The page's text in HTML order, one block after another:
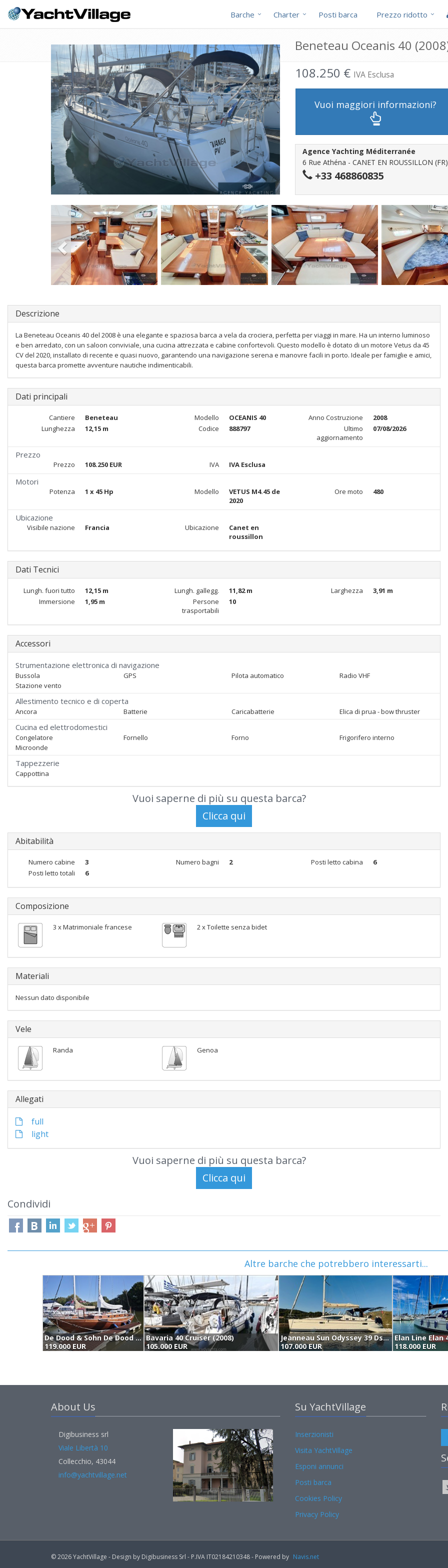
Barche Charter Posti barca Prezzo ridotto
Beneteau Oceanis 40
108.250 € IVA Esclusa
Vuoi maggiori informazioni?
Agence Yachting Méditerranée
6 Rue Athéna - CANET EN ROUSSILLON (FR)
+33 468860835
Descrizione
La Beneteau Oceanis 40 del 2008 è una elegante e spaziosa barca a vela da crociera, perfetta per viaggi in mare. Ha un interno luminoso
e ben arredato, con un saloon conviviale, una cucina attrezzata e cabine confortevoli. Questo modello è dotato di un motore Vetus da 45
CV del 2020, installato di recente e quasi nuovo, garantendo una navigazione serena e manovre facili in porto. Ideale per famiglie e amici,
questa barca promette avventure nautiche indimenticabili.
Dati principali
Cantiere Beneteau Modello OCEANIS 40 Anno Costruzione
2008
Lunghezza
12,15 m Codice 888797
Ultimo
aggiornamento
07/08/2026
Prezzo
Prezzo 108.250 EUR IVA IVA Esclusa
Motori
Potenza 1 x 45 Hp Modello
VETUS M4.45 de
2020
Ore moto 480
Ubicazione
Visibile nazione Francia Ubicazione
Canet en
roussillon
Dati Tecnici
Lungh. fuori tutto 12,15 m Lungh. gallegg. 11,82 m Larghezza
3,91 m
Immersione
1,95 m
Persone
trasportabili
10
Accessori
Strumentazione elettronica di navigazione
Bussola GPS Pilota automatico
Radio VHF
Stazione vento
Allestimento tecnico e di coperta
Ancora Batterie Caricabatterie Elica di prua - bow thruster
Cucina ed elettrodomestici
Congelatore Fornello Forno
Frigorifero interno
Microonde
Tappezzerie
Cappottina
Vuoi saperne di più su questa barca?
Abitabilità
Numero cabine 3 Numero bagni 2 Posti letto cabina
6
Posti letto totali
6
Composizione
3 x Matrimoniale francese 2 x Toilette senza bidet
Materiali
Nessun dato disponibile
Vele
Randa Genoa
Allegati
full
light
Vuoi saperne di più su questa barca?
Condividi
Altre barche che potrebbero interessarti...
De Dood & Sohn De Dood 12,70m (1965)
119.000 EUR
Bavaria 40 Cruiser (2008)
105.000 EUR
Jeanneau Sun Odyssey 39 Ds (2007)
107.000 EUR
Elan Line Elan
118.000 EUR
About Us
Digibusiness srl
Viale Libertà 10
Collecchio, 43044
info@yachtvillage.net
Su YachtVillage
Inserzionisti
Visita YachtVillage
Esponi annunci
Posti barca
Cookies Policy
Privacy Policy
© 2026 YachtVillage - Design by Digibusiness Srl - P.IVA IT02184210348 - Powered by Navis.net